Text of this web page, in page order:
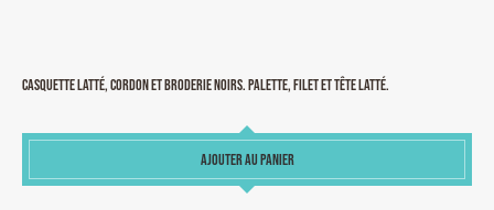
Casquette Latté, cordon et broderie noirs. Palette, filet et tête Latté.
AJOUTER AU PANIER